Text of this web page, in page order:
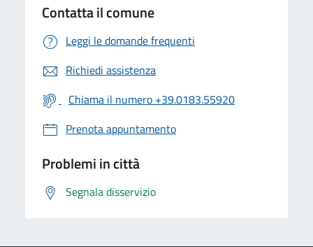
Contatta il comune
Leggi le domande frequenti
Richiedi assistenza
Chiama il numero +39.0183.55920
Prenota appuntamento
Problemi in città
Segnala disservizio